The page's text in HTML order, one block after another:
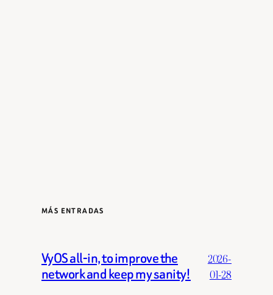
MÁS ENTRADAS
VyOS all-in, to improve the
network and keep my sanity!
2026-
01-28